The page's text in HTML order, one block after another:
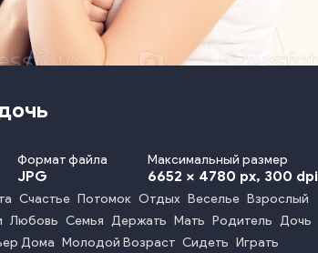
Формат файла
JPG
Максимальный размер
6652 x 4780 px, 300 dpi
Счастье Потомок Отдых Веселье Взрослый
Любовь Семья Держать Мать Родитель Дочь
Дома Молодой Возраст Сидеть Играть